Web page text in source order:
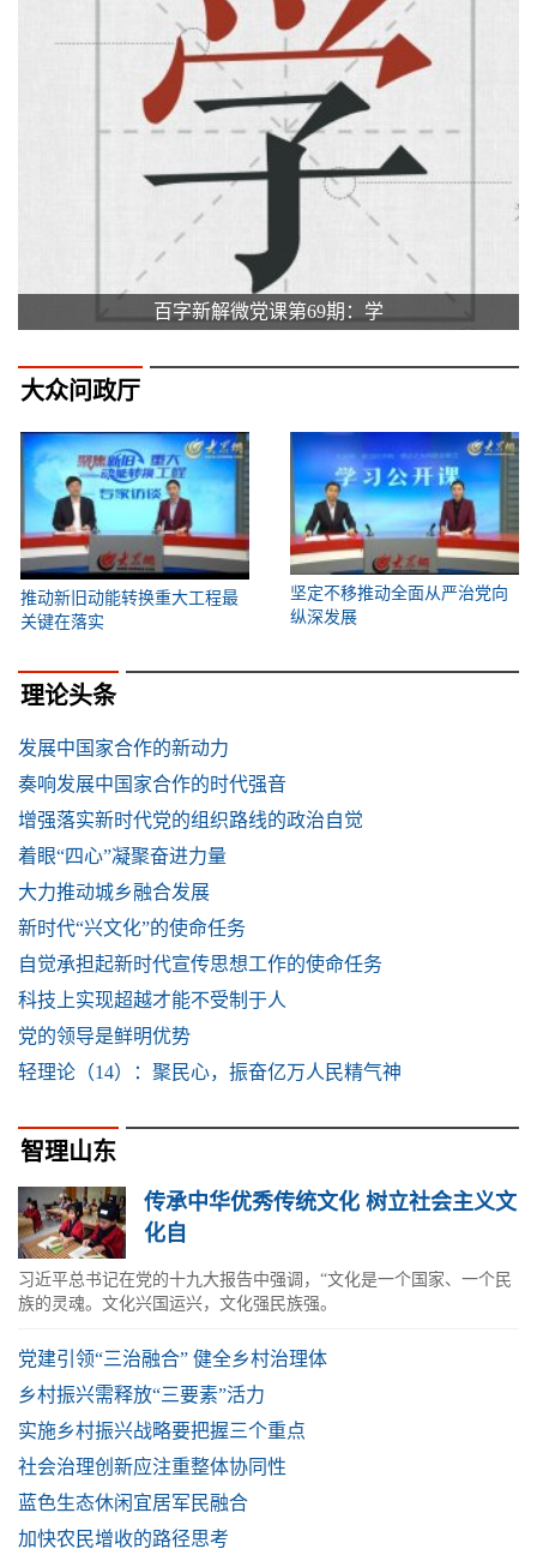
百字新解微党课第69期：学
大众问政厅
推动新旧动能转换重大工程最
关键在落实
坚定不移推动全面从严治党向
纵深发展
理论头条
发展中国家合作的新动力
奏响发展中国家合作的时代强音
增强落实新时代党的组织路线的政治自觉
着眼“四心”凝聚奋进力量
大力推动城乡融合发展
新时代“兴文化”的使命任务
自觉承担起新时代宣传思想工作的使命任务
科技上实现超越才能不受制于人
党的领导是鲜明优势
轻理论（14）：聚民心，振奋亿万人民精气神
智理山东
传承中华优秀传统文化 树立社会主义文
化自
习近平总书记在党的十九大报告中强调，“文化是一个国家、一个民
族的灵魂。文化兴国运兴，文化强民族强。
党建引领“三治融合” 健全乡村治理体
乡村振兴需释放“三要素”活力
实施乡村振兴战略要把握三个重点
社会治理创新应注重整体协同性
蓝色生态休闲宜居军民融合
加快农民增收的路径思考